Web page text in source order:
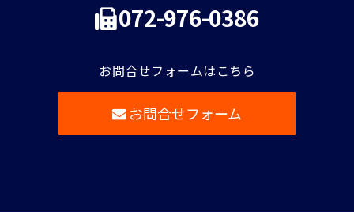
072-976-0386
お問合せフォームはこちら
お問合せフォーム